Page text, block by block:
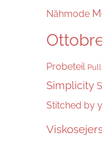
Nähmode
Probeteil Pulli
Simplicity
Stitched by